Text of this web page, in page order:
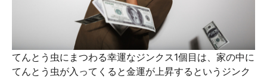
てんとう虫にまつわる幸運なジンクス1個目は、家の中に
てんとう虫が入ってくると金運が上昇するというジンク